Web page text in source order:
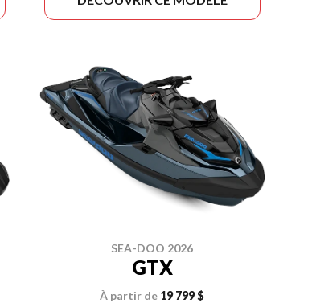
SEA-DOO 2026
GTX
À partir de 19 799 $